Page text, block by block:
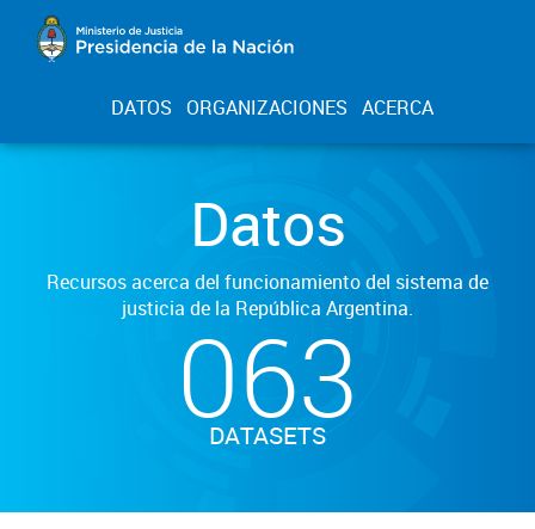
DATOS ORGANIZACIONES ACERCA
Datos
Recursos acerca del funcionamiento del sistema de
justicia de la República Argentina.
063
DATASETS